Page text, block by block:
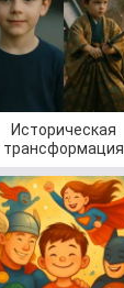
Историческая
трансформация